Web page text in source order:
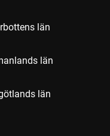
län
län
län